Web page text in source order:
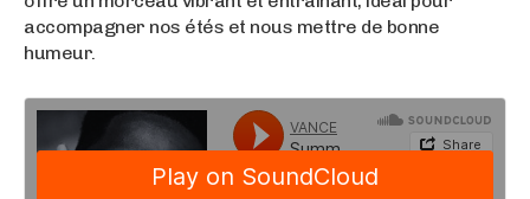
accompagner nos étés et nous mettre de bonne
humeur.